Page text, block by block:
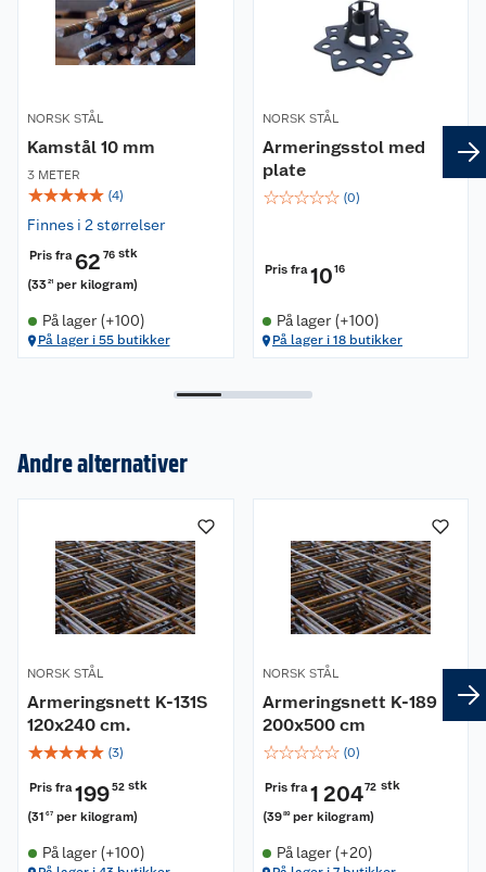
NORSK STÅL
Kamstål 10 mm
3 METER
☆☆☆☆☆ (4)
Finnes i 2 størrelser
Pris fra 62 76 stk
(3321 per kilogram)
På lager (+100)
På lager i 55 butikker
NORSK STÅL
Armeringsstol med
plate
☆☆☆☆☆ (0)
Pris fra10 16
På lager (+100)
På lager i 18 butikker
Andre alternativer
NORSK STÅL
Armeringsnett K-131S
120x240 cm.
☆☆☆☆☆ (3)
Pris fra19952 stk
(31 67 per kilogram)
På lager (+100)
NORSK STÅL
Armeringsnett K-189
200x500 cm
☆☆☆☆☆ (0)
Pris fra1 20472 stk
(39 89 per kilogram)
På lager (+20)
Butikker
Kontakt oss
Retur- og angrerett
Reklamasjon
Ofte stilte spørsmål
Om oss
Våre merkevarer
Våre kjeder
Kjøpsvilkår
Personvern
Cookies
Lavprisløfte
Åpent kjøp
Hageinspirasjon
Oppussing med utemaling
Oppussing med innemaling